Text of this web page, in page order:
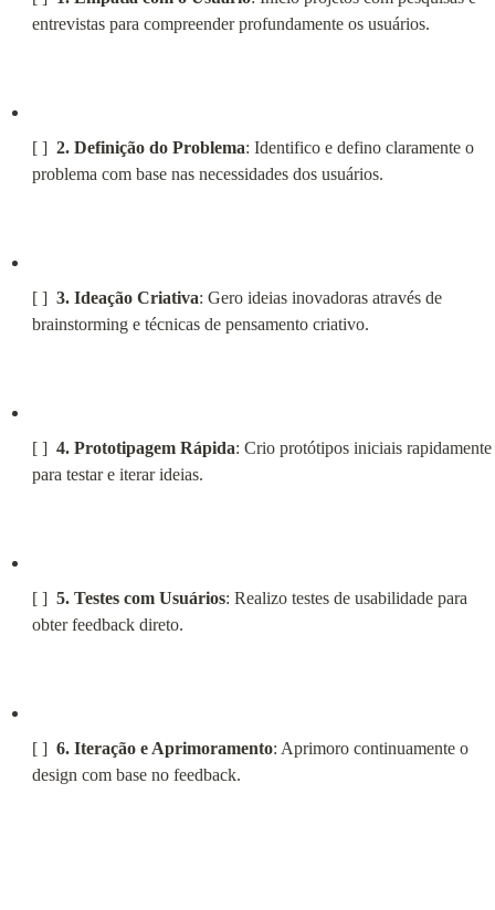
entrevistas para compreender profundamente os usuários.
[ ] 2. Definição do Problema: Identifico e defino claramente o
problema com base nas necessidades dos usuários.
[ ] 3. Ideação Criativa: Gero ideias inovadoras através de
brainstorming e técnicas de pensamento criativo.
[ ] 4. Prototipagem Rápida: Crio protótipos iniciais rapidamente
para testar e iterar ideias.
[ ] 5. Testes com Usuários: Realizo testes de usabilidade para
obter feedback direto.
[ ] 6. Iteração e Aprimoramento: Aprimoro continuamente o
design com base no feedback.